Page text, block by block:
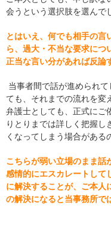
会うという選択肢を選んで
とはいえ、何でも相手の言
ら、過大・不当な要求につ
正当な言い分があれば反論
当事者間で話が進められ
ても、それまでの流れを変
弁護士としても、正式にご
りとりまでは詳しく把握し
くなってしまう場合がある
こちらが弱い立場のまま話
感情的にエスカレートして
に解決することが、ご本人
の解決になると当事務所で